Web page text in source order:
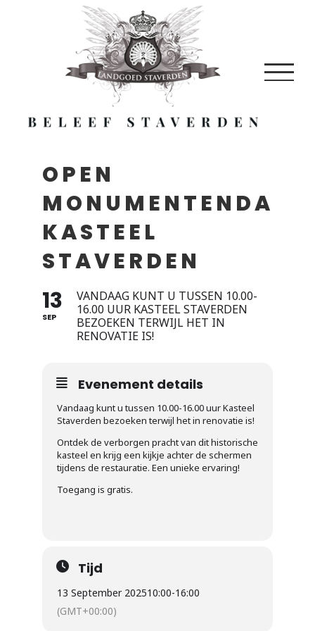
OPEN
MONUMENTENDAG
KASTEEL
STAVERDEN
13
SEP
VANDAAG KUNT U TUSSEN 10.00-
16.00 UUR KASTEEL STAVERDEN
BEZOEKEN TERWIJL HET IN
RENOVATIE IS!
Evenement details
Vandaag kunt u tussen 10.00-16.00 uur Kasteel
Staverden bezoeken terwijl het in renovatie is!
Ontdek de verborgen pracht van dit historische
kasteel en krijg een kijkje achter de schermen
tijdens de restauratie. Een unieke ervaring!
Toegang is gratis.
Tijd
13 September 202510:00-16:00
(GMT+00:00)